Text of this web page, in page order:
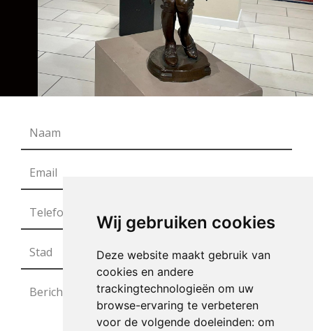
Wij gebruiken cookies
Deze website maakt gebruik van
cookies en andere
trackingtechnologieën om uw
browse-ervaring te verbeteren
voor de volgende doeleinden: om